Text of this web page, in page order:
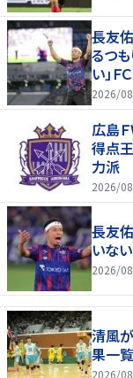
長友
るつ
い」
2026/
広島
得点
力派
2026/
長友
いな
2026/
清風
果一
2026/